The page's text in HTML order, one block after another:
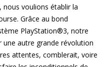
voulions établir la
Grâce au bond
PlayStation®3, notre
autre grande révolution
attentes, comblerait, voire